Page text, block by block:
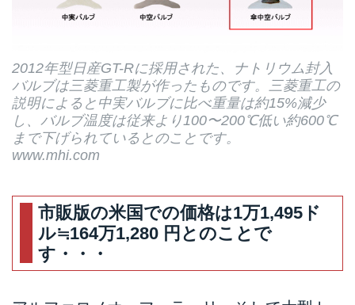
2012年型日産GT-Rに採用された、ナトリウム封入
バルブは三菱重工製が作ったものです。三菱重工の
説明によると中実バルブに比べ重量は約15%減少
し、バルブ温度は従来より100〜200℃低い約600℃
まで下げられているとのことです。
www.mhi.com
市販版の米国での価格は1万1,495ド
ル≒164万1,280 円とのことで
す・・・